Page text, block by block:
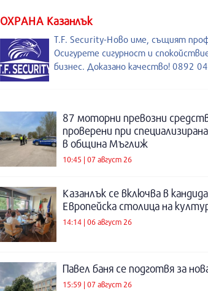
ОХРАНА Казанлък
T.F. Security-Ново име, същият
Осигурете сигурност и
бизнес. Доказано качество! 0892
87 моторни превозни
проверени при
в община Мъглиж
10:45 | 07 август 26
Казанлък се включва в
Европейска столица на
14:14 | 06 август 26
Павел баня се подготвя за
15:59 | 07 август 26